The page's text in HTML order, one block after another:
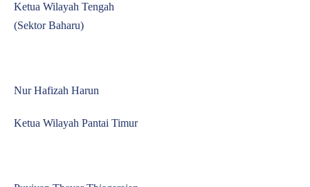
Ketua Wilayah Tengah
(Sektor Baharu)
Nur Hafizah Harun
Ketua Wilayah Pantai Timur